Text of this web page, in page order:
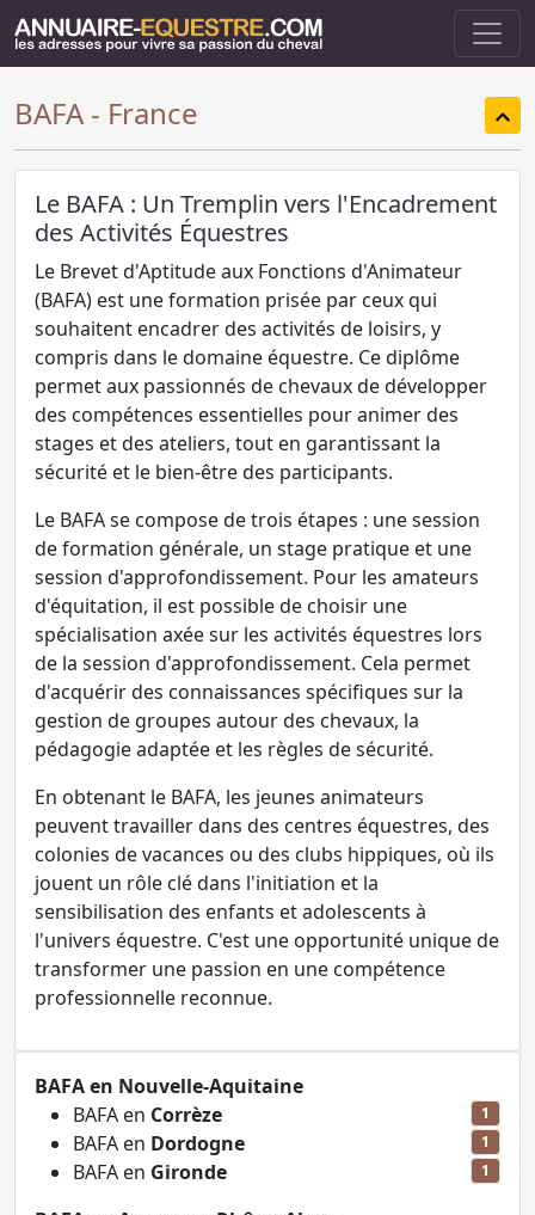
BAFA - France
Le BAFA : Un Tremplin vers l'Encadrement
des Activités Équestres
Le Brevet d'Aptitude aux Fonctions d'Animateur
(BAFA) est une formation prisée par ceux qui
souhaitent encadrer des activités de loisirs, y
compris dans le domaine équestre. Ce diplôme
permet aux passionnés de chevaux de développer
des compétences essentielles pour animer des
stages et des ateliers, tout en garantissant la
sécurité et le bien-être des participants.
Le BAFA se compose de trois étapes : une session
de formation générale, un stage pratique et une
session d'approfondissement. Pour les amateurs
d'équitation, il est possible de choisir une
spécialisation axée sur les activités équestres lors
de la session d'approfondissement. Cela permet
d'acquérir des connaissances spécifiques sur la
gestion de groupes autour des chevaux, la
pédagogie adaptée et les règles de sécurité.
En obtenant le BAFA, les jeunes animateurs
peuvent travailler dans des centres équestres, des
colonies de vacances ou des clubs hippiques, où ils
jouent un rôle clé dans l'initiation et la
sensibilisation des enfants et adolescents à
l'univers équestre. C'est une opportunité unique de
transformer une passion en une compétence
professionnelle reconnue.
BAFA en Nouvelle-Aquitaine
BAFA en Corrèze 1
BAFA en Dordogne 1
BAFA en Gironde 1